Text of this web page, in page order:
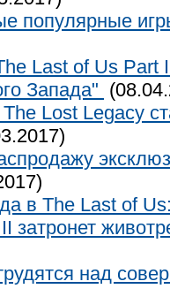
популярные
Last of Us Part
Запада"
Lost Legacy
в The Last of
затронет
над